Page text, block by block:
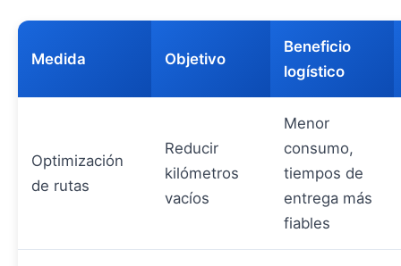
Medida Objetivo
Beneficio
logístico
Optimización
de rutas
Reducir
kilómetros
vacíos
Menor
consumo,
tiempos de
entrega más
fiables